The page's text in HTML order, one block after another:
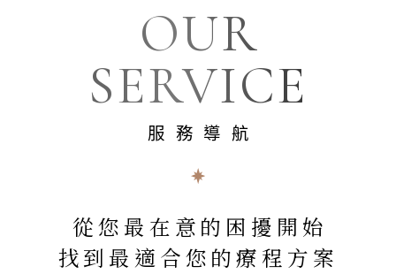
OUR
SERVICE
服務導航
從您最在意的困擾開始
找到最適合您的療程方案